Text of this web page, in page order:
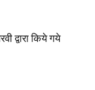
द्वारा किये गये